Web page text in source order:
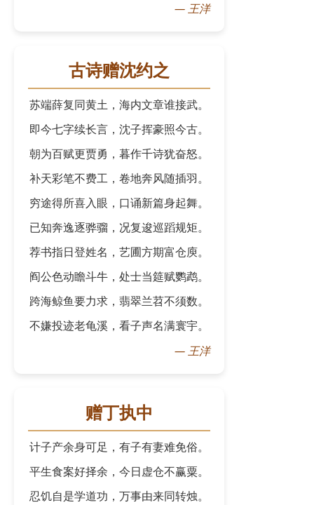
—王洋
古诗赠沈约之
苏端薛复同黄土，海内文章谁接武。
即今七字续长言，沈子挥豪照今古。
朝为百赋更贾勇，暮作千诗犹奋怒。
补天彩笔不费工，卷地奔风随插羽。
穷途得所喜入眼，口诵新篇身起舞。
已知奔逸逐骅骝，况复逡巡蹈规矩。
荐书指日登姓名，艺圃方期富仓庾。
阎公色动瞻斗牛，处士当筵赋鹦鹉。
跨海鲸鱼要力求，翡翠兰苕不须数。
不嫌投迹老龟溪，看子声名满寰宇。
—王洋
赠丁执中
计子产余身可足，有子有妻难免俗。
平生食案好择余，今日虚仓不赢粟。
忍饥自是学道功，万事由来同转烛。